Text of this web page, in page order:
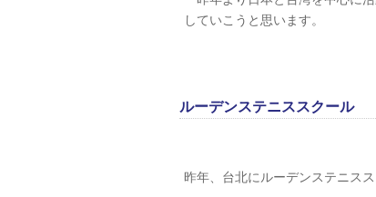
していこうと思います。
ルーデンステニススクール
昨年、台北にルーデンステニス